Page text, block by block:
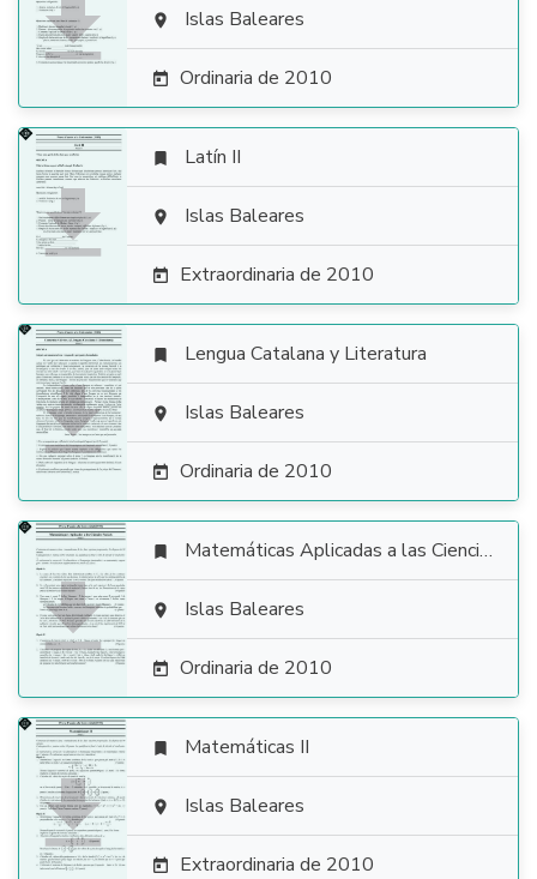
  Islas Baleares
 Ordinaria de 2010

 Latín II
 Islas Baleares
 Extraordinaria de 2010

 Lengua Catalana y Literatura
 Islas Baleares
 Ordinaria de 2010

 Matemáticas Aplicadas a las Ciencias Sociales
 Islas Baleares
 Ordinaria de 2010

 Matemáticas II
 Islas Baleares
 Extraordinaria de 2010